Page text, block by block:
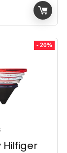
prijs
prijs is:
- 20%
Hilfiger